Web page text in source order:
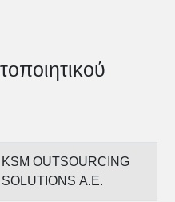
KSM OUTSOURCING
SOLUTIONS Α.Ε.